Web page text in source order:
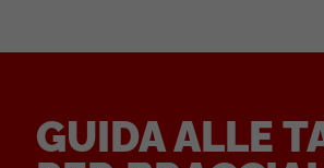
GUIDA ALLE